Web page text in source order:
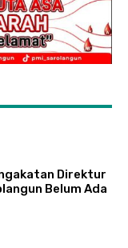
Direktur
Belum Ada